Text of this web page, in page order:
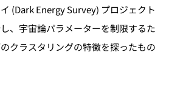
(Dark Energy Survey) プロジェクト
、宇宙論パラメーターを制限するた
クラスタリングの特徴を探ったもの